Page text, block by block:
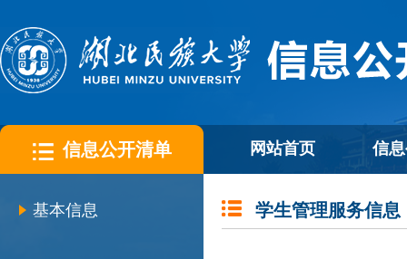
信息公开清单 网站首页 信
基本信息 学生管理服务信息